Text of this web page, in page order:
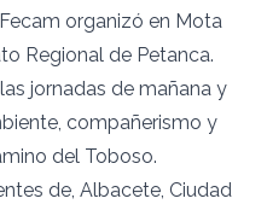
organizó en Mota
Regional de Petanca.
jornadas de mañana y
compañerismo y
del Toboso.
de, Albacete, Ciudad